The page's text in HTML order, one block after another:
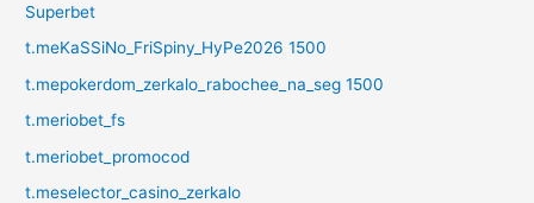
Superbet
t.meKaSSiNo_FriSpiny_HyPe2026 1500
t.mepokerdom_zerkalo_rabochee_na_seg 1500
t.meriobet_fs
t.meriobet_promocod
t.meselector_casino_zerkalo